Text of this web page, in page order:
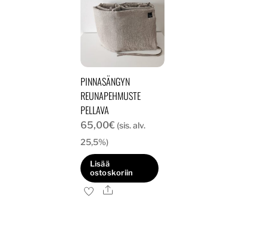
PINNASÄNGYN
REUNAPEHMUSTE
PELLAVA
65,00€ (sis. alv.
25,5%)
Lisää
ostoskoriin
Ale